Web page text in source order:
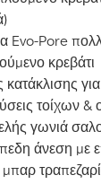
Evo-Pore
κρεβάτι
για
τοίχων &
γωνιά
άνεση με